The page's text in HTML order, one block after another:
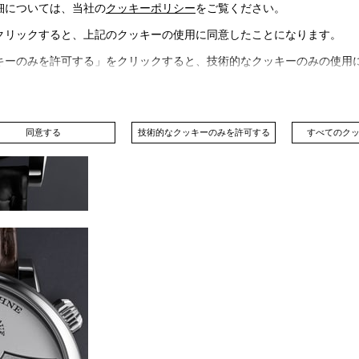
については、当社のクッキーポリシーをご覧ください。
ックすると、上記のクッキーの使用に同意したことになります。
ーのみを許可する」をクリックすると、技術的なクッキーのみの使用
同意する 技術的なクッキーのみを許可する すべてのク